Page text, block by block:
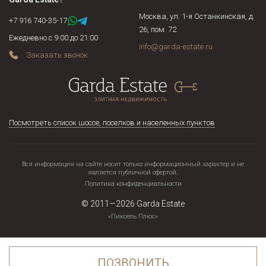
+7 916 740-35-17
Ежедневно с 9:00 до 21:00
Заказать звонок
Москва, ул. 1-я Останкинская, д.
26, пом. 72
info@garda-estate.ru
Посмотреть список шоссе, поселков и населенных пунктов
Вся информация на сайте носит только информационный характер и не
является публичной офертой.
Политика конфиденциальности
© 2011—2026 Garda Estate
«Пиксель Плюс»
ПОЗВОНИТЬ